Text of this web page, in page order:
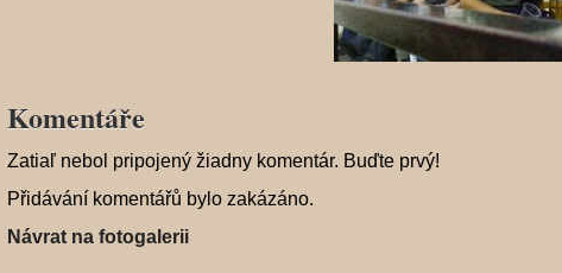
Komentáře
Zatiaľ nebol pripojený žiadny komentár. Buďte prvý!
Přidávání komentářů bylo zakázáno.
Návrat na fotogalerii